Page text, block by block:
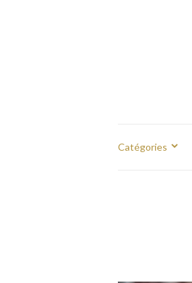
Catégories